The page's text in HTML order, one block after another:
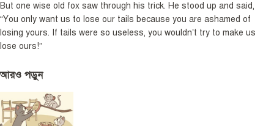
But one wise old fox saw through his trick. He stood up and said,
“You only want us to lose our tails because you are ashamed of
losing yours. If tails were so useless, you wouldn’t try to make us
lose ours!”
আরও পড়ুন